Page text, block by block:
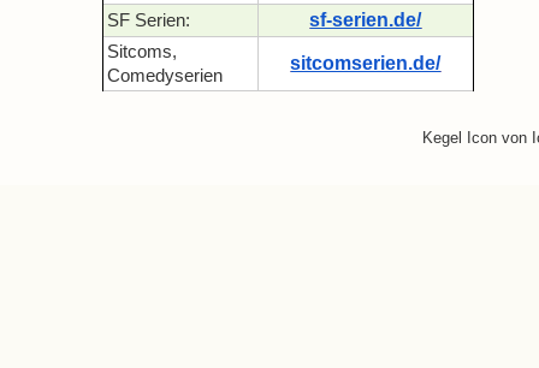
SF Serien: sf-serien.de/
Sitcoms,
Comedyserien
sitcomserien.de/
Kegel Icon von